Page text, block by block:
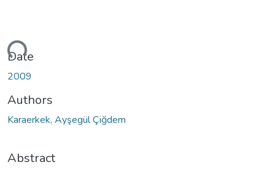
Date
2009
Authors
Karaerkek, Ayşegül Çiğdem
Abstract